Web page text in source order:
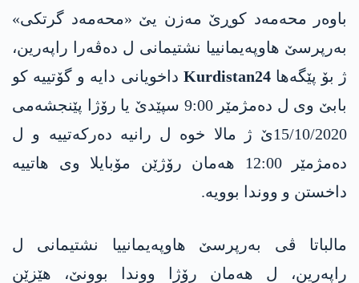
باوه‌ر محه‌مه‌د كوڕێ مه‌زن یێ «محه‌مه‌د گرتكی»
به‌رپرسێ هاوپه‌یمانییا نشتیمانی ل ده‌ڤه‌را راپه‌رین،
ژ بۆ پێگه‌هاKurdistan24 داخویانی دایه‌ و گۆتییه‌ كو
بابێ وی ل ده‌مژمێر 9:00 سپێدێ یا رۆژا پێنجشه‌می
15/10/2020ێ ژ مالا خوه‌ ل رانیه‌ ده‌ركه‌تییه‌ و ل
ده‌مژمێر 12:00 هه‌مان رۆژێن مۆبایلا وی هاتییه‌
داخستن و ووندا بوویه‌.
مالباتا ڤی به‌رپرسێ هاوپه‌یمانییا نشتیمانی ل
راپه‌رین، ل هه‌مان رۆژا ووندا بوونێ، هێزێن